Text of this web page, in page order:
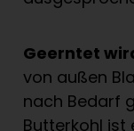
Geerntet
von außen
nach Bedarf
Butterkohl ist